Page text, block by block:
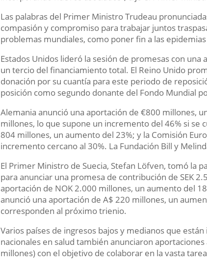
Las palabras del Primer Ministro Trudeau
compasión y compromiso para trabajar juntos
problemas mundiales, como poner fin a las
Estados Unidos lideró la sesión de promesas con
un tercio del financiamiento total. El Reino Unido
donación por su cuantía para este periodo de
posición como segundo donante del Fondo Mundial
Alemania anunció una aportación de €800 millones,
millones, lo que supone un incremento del 46% si se
804 millones, un aumento del 23%; y la Comisión
incremento cercano al 30%. La Fundación Bill y
El Primer Ministro de Suecia, Stefan Löfven, tomó la
para anunciar una promesa de contribución de SEK
aportación de NOK 2.000 millones, un aumento del
anunció una aportación de A$ 220 millones, un
corresponden al próximo trienio.
Varios países de ingresos bajos y medianos que
nacionales en salud también anunciaron
millones) con el objetivo de colaborar en la vasta